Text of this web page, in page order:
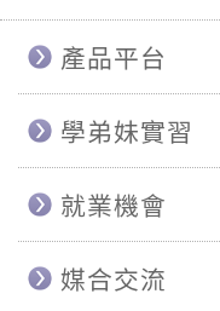
產品平台
學弟妹實習
就業機會
媒合交流